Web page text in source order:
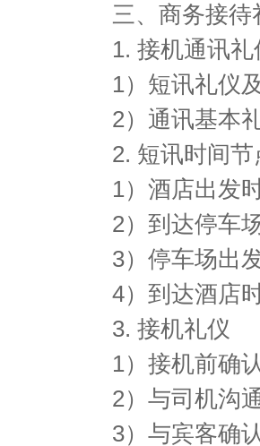
三、商务接
1. 接机通讯礼
1）短讯礼仪
2）通讯基本
2. 短讯时间节
1）酒店出发
2）到达停车
3）停车场出
4）到达酒店
3. 接机礼仪
1）接机前确
2）与司机沟
3）与宾客确